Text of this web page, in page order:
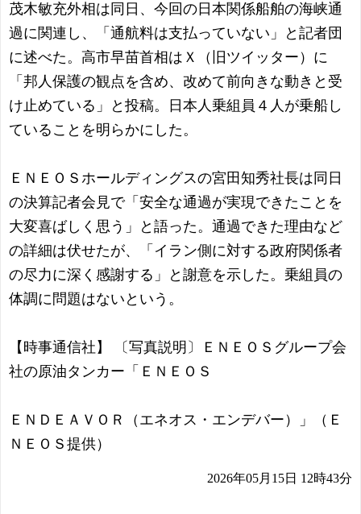
茂木敏充外相は同日、今回の日本関係船舶の海峡通
過に関連し、「通航料は支払っていない」と記者団
に述べた。高市早苗首相はＸ（旧ツイッター）に
「邦人保護の観点を含め、改めて前向きな動きと受
け止めている」と投稿。日本人乗組員４人が乗船し
ていることを明らかにした。
ＥＮＥＯＳホールディングスの宮田知秀社長は同日
の決算記者会見で「安全な通過が実現できたことを
大変喜ばしく思う」と語った。通過できた理由など
の詳細は伏せたが、「イラン側に対する政府関係者
の尽力に深く感謝する」と謝意を示した。乗組員の
体調に問題はないという。
【時事通信社】 〔写真説明〕ＥＮＥＯＳグループ会
社の原油タンカー「ＥＮＥＯＳ
ＥＮＤＥＡＶＯＲ（エネオス・エンデバー）」（Ｅ
ＮＥＯＳ提供）
2026年05月15日 12時43分